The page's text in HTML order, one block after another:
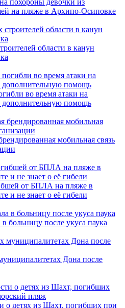
на пляже в Архипо-Осиповке
области в канун
во время атаки на
дополнительную помощь
мобильная связь
от БПЛА на пляже в
и не знает о её гибели
больницу после укуса паука
Дона после
о детях из Шахт, погибших при